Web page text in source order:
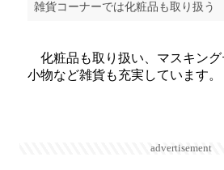
雑貨コーナーでは化粧品も取り扱う
化粧品も取り扱い、マスキング
小物など雑貨も充実しています。
advertisement